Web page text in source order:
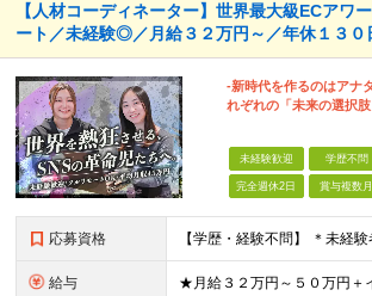
【人材コーディネーター】世界最大級ECアワ
ート／未経験◎／月給３２万円～／年休１３０
-新時代を作るのはアナ
れぞれの「未来の選択肢
未経験歓迎 学歴不問
完全週休2日 賞与複数月
応募資格
給与